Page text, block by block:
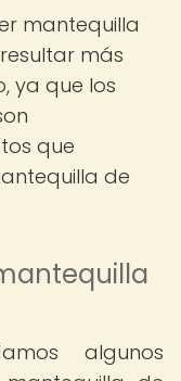
mantequilla
más
ya que los
que
de
algunos